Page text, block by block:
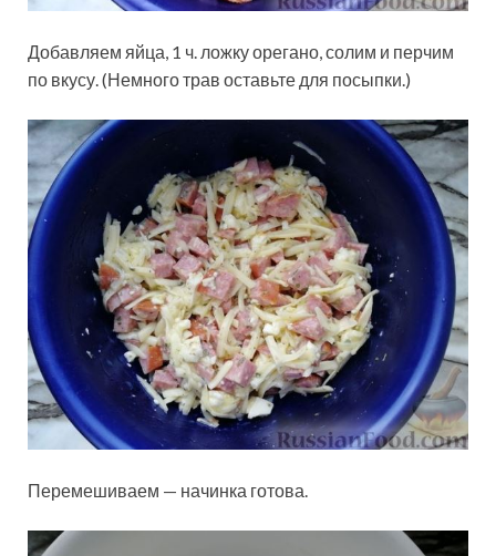
Добавляем яйца, 1 ч. ложку орегано, солим и перчим
по вкусу. (Немного трав оставьте для посыпки.)
Перемешиваем — начинка готова.